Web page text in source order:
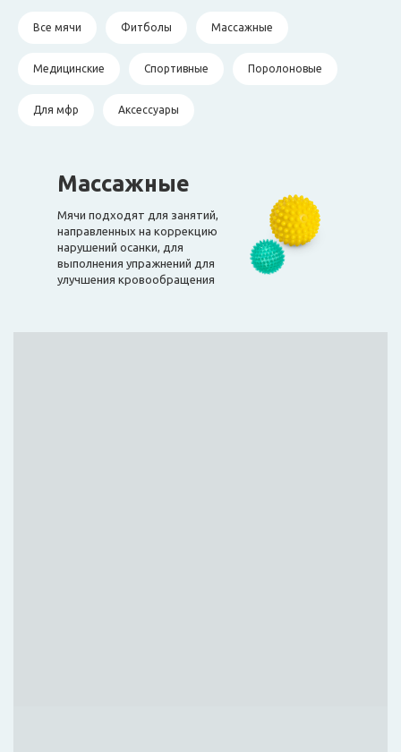
Все мячи Фитболы Массажные
Медицинские Спортивные Поролоновые
Для мфр Аксессуары
Мячи подходят для занятий,
направленных на коррекцию
нарушений осанки, для
выполнения упражнений для
улучшения кровообращения
Массажные